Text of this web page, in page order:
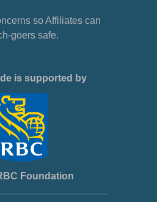
so Affiliates can
goers safe.
is supported by
Foundation